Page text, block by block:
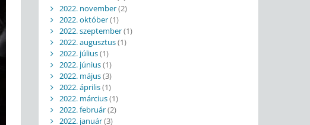
2022. november(2)
2022. október(1)
2022. szeptember(1)
2022. augusztus(1)
2022. július(1)
2022. június(1)
2022. május(3)
2022. április(1)
2022. március(1)
2022. február(2)
2022. január(3)